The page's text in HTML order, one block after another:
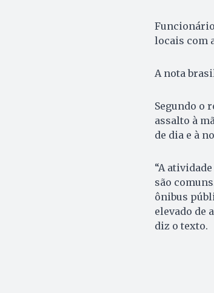
locais com
A nota
Segundo o
assalto à
de dia e à
“A
são
ônibus
elevado de
diz o texto.